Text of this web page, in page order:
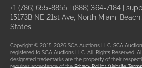
+1 (786) 655-8855 (888) 364-7184
15173B NE 21st Ave, North Miami
States
Copyright © 2015-2026 SCA Auctions LLC. SCA
registered to SCA Auctions LLC. All Rights Reserved.
designated trademarks are the property of their
requires acceptance of thePrivacy Policy,Website